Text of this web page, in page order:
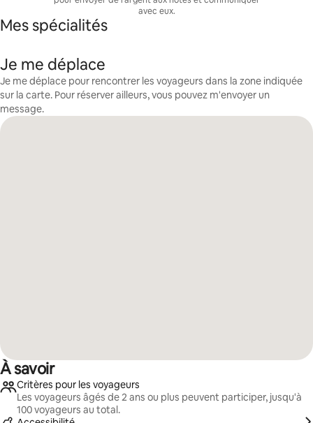
avec eux.
Mes spécialités
Je me déplace
Je me déplace pour rencontrer les voyageurs dans la zone indiquée
sur la carte. Pour réserver ailleurs, vous pouvez m'envoyer un
message.
À savoir
Critères pour les voyageurs
Les voyageurs âgés de 2 ans ou plus peuvent participer, jusqu'à
100 voyageurs au total.